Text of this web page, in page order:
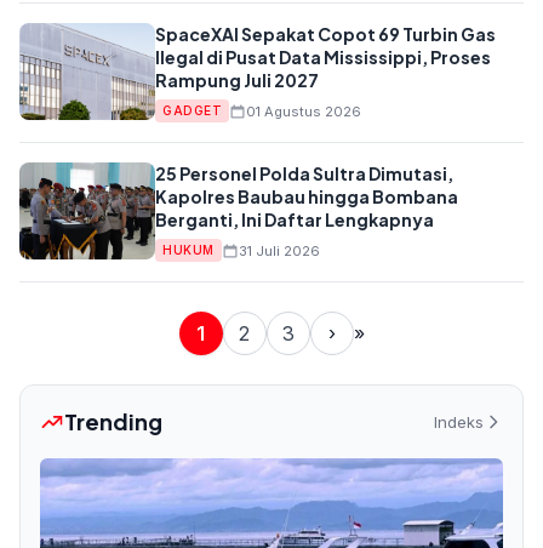
SpaceXAI Sepakat Copot 69 Turbin Gas
Ilegal di Pusat Data Mississippi, Proses
Rampung Juli 2027
GADGET 01 Agustus 2026
25 Personel Polda Sultra Dimutasi,
Kapolres Baubau hingga Bombana
Berganti, Ini Daftar Lengkapnya
HUKUM 31 Juli 2026
1 2 3 › »
Trending Indeks